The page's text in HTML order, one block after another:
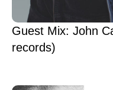
Guest Mix: John
records)